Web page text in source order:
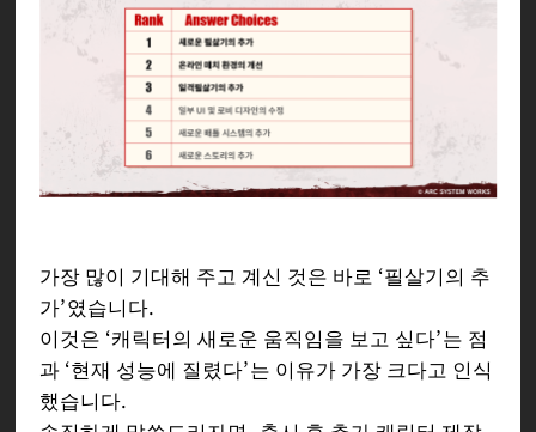
가장 많이 기대해 주고 계신 것은 바로 ‘필살기의 추
가’였습니다.
이것은 ‘캐릭터의 새로운 움직임을 보고 싶다’는 점
과 ‘현재 성능에 질렸다’는 이유가 가장 크다고 인식
했습니다.